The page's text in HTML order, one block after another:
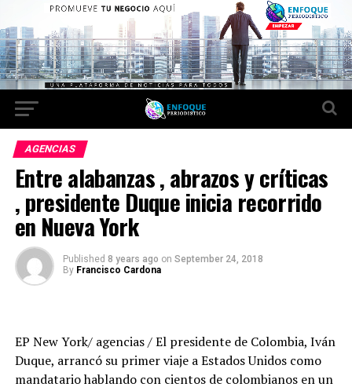
AGENCIAS
Entre alabanzas , abrazos y críticas
, presidente Duque inicia recorrido
en Nueva York
Published 8 years ago on September 24, 2018
By Francisco Cardona
EP New York/ agencias / El presidente de Colombia, Iván
Duque, arrancó su primer viaje a Estados Unidos como
mandatario hablando con cientos de colombianos en un